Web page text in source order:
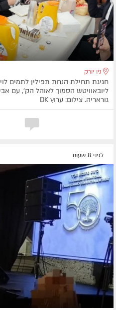
ניו יורק
חגיגת תחילת הנחת תפילין לתמים
ליובאוויטש הסמוך לאוהל הק', עם
גוראריה. צילום: ערוץ DK
לפני 8 שעות